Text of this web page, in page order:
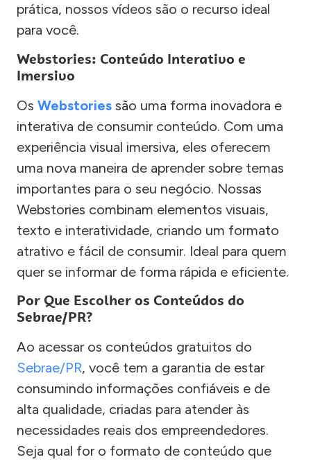
prática, nossos vídeos são o recurso ideal
para você.
Webstories: Conteúdo Interativo e
Imersivo
Os Webstories são uma forma inovadora e
interativa de consumir conteúdo. Com uma
experiência visual imersiva, eles oferecem
uma nova maneira de aprender sobre temas
importantes para o seu negócio. Nossas
Webstories combinam elementos visuais,
texto e interatividade, criando um formato
atrativo e fácil de consumir. Ideal para quem
quer se informar de forma rápida e eficiente.
Por Que Escolher os Conteúdos do
Sebrae/PR?
Ao acessar os conteúdos gratuitos do
Sebrae/PR, você tem a garantia de estar
consumindo informações confiáveis e de
alta qualidade, criadas para atender às
necessidades reais dos empreendedores.
Seja qual for o formato de conteúdo que